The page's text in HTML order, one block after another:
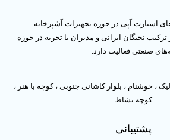
استارت آپی در حوزه تجهیزات آشپزخانه
نخبگان ایرانی و مدیران با تجربه در حوزه
صنعتی فعالیت دارد.
، خوشنام ، بلوار کاشانی جنوبی ، کوچه با هنر ،
کوچه نشاط
پشتیبانی